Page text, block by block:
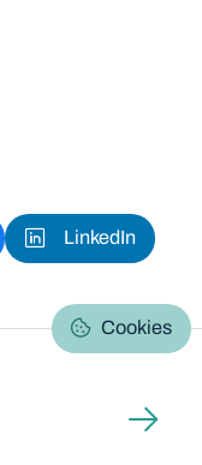
LinkedIn
Cookies